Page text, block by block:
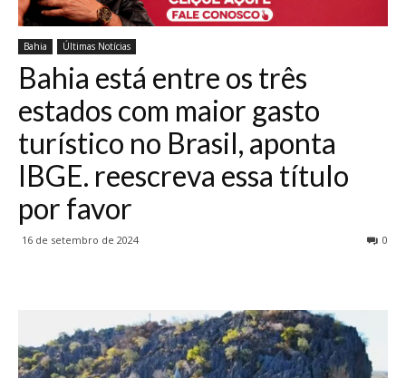
Bahia Últimas Notícias
Bahia está entre os três
estados com maior gasto
turístico no Brasil, aponta
IBGE. reescreva essa título
por favor
16 de setembro de 2024 0